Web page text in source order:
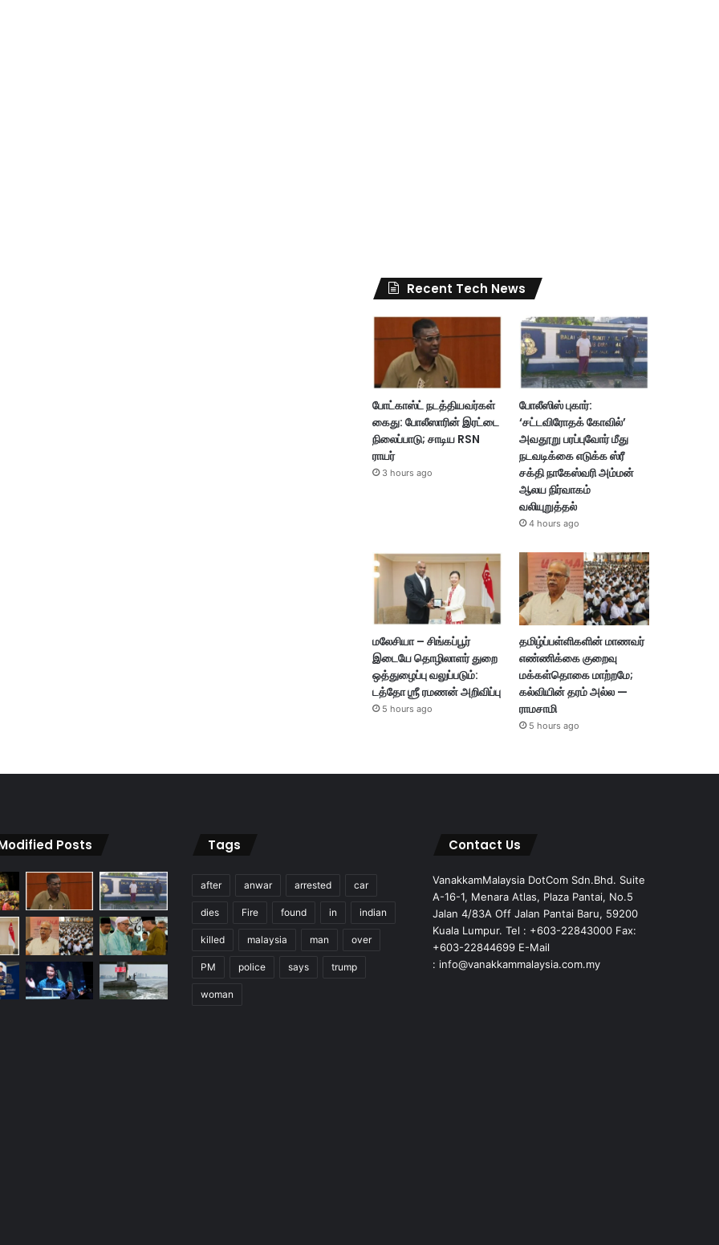
Recent Tech News
போட்காஸ்ட் நடத்தியவர்கள்
கைது: போலீஸாரின் இரட்டை
நிலைப்பாடு; சாடிய RSN
ராயர்
3 hours ago
போலீஸிஸ் புகார்:
‘சட்டவிரோதக் கோவில்’
அவதூறு பரப்புவோர் மீது
நடவடிக்கை எடுக்க ஸ்ரீ
சக்தி நாகேஸ்வரி அம்மன்
ஆலய நிர்வாகம்
வலியுறுத்தல்
4 hours ago
மலேசியா – சிங்கப்பூர்
இடையே தொழிலாளர் துறை
ஒத்துழைப்பு வலுப்படும்:
டத்தோ ஶ்ரீ ரமணன் அறிவிப்பு
5 hours ago
தமிழ்ப்பள்ளிகளின் மாணவர்
எண்ணிக்கை குறைவு
மக்கள்தொகை மாற்றமே;
கல்வியின் தரம் அல்ல —
ராமசாமி
5 hours ago
Posts Tags
after anwar arrested car
dies Fire found in indian
killed malaysia man over
PM police says trump
woman
Contact Us
VanakkamMalaysia DotCom Sdn.Bhd. Suite
A-16-1, Menara Atlas, Plaza Pantai, No.5
Jalan 4/83A Off Jalan Pantai Baru, 59200
Kuala Lumpur. Tel : +603-22843000 Fax:
+603-22844699 E-Mail
: info@vanakkammalaysia.com.my